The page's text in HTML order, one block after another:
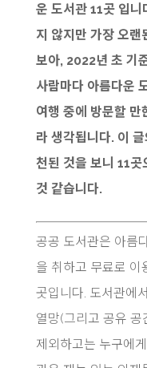
운 도서관 11곳 입
지 않지만 가장 오
보아, 2022년 초 기
사람마다 아름다운
여행 중에 방문할 만
라 생각됩니다. 이
천된 것을 보니 11
것 같습니다.
공공 도서관은 아름
을 취하고 무료로 이
곳입니다. 도서관에
열망(그리고 공유 공
제외하고는 누구에